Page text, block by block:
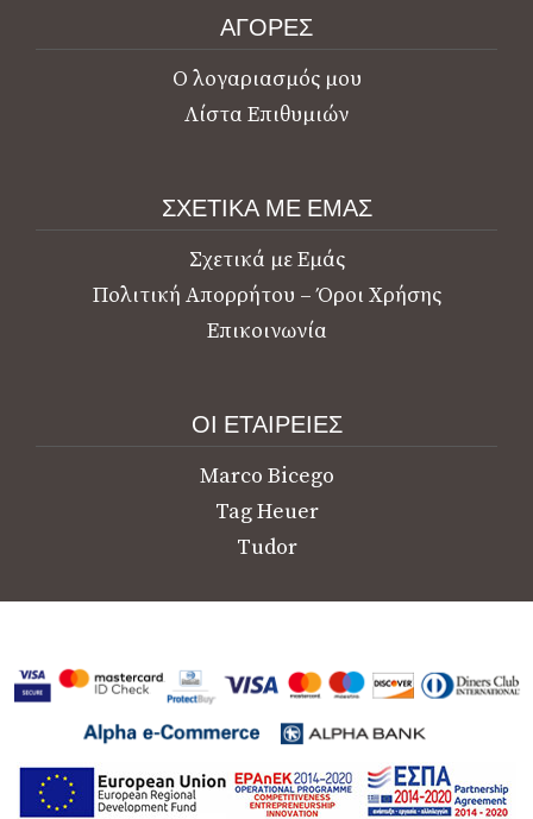
ΑΓΟΡΕΣ
Ο λογαριασμός μου
Λίστα Επιθυμιών
ΣΧΕΤΙΚΑ ΜΕ ΕΜΑΣ
Σχετικά με Εμάς
Πολιτική Απορρήτου – Όροι Χρήσης
Επικοινωνία
ΟΙ ΕΤΑΙΡΕΙΕΣ
Marco Bicego
Tag Heuer
Tudor